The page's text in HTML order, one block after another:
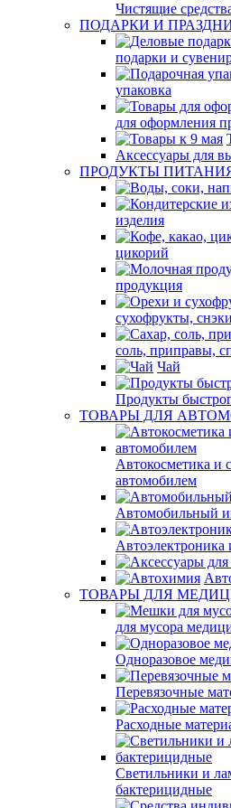
Чистящие
ПОДАРКИ И
подарки и
упаковка
для оформления
Аксессуары для
ПРОДУКТЫ
изделия
цикорий
продукция
сухофрукты, снэки
соль, приправы,
Чай
Продукты
ТОВАРЫ ДЛЯ
Автокосметика и
автомобилем
Автомобильный
Автоэлектроника
ТОВАРЫ ДЛЯ
для мусора
Одноразовое
Перевязочные
Расходные
Светильники и
бактерицидные